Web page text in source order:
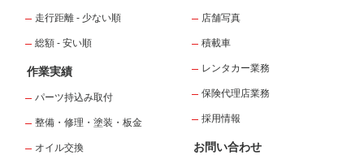
走行距離 - 少ない順
総額 - 安い順
作業実績
パーツ持込み取付
整備・修理・塗装・板金
オイル交換
店舗写真
積載車
レンタカー業務
保険代理店業務
採用情報
お問い合わせ